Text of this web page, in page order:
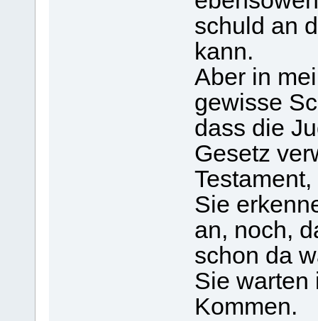
schuld an
kann.
Aber in
gewisse
dass die
Gesetz
Sie
an, noch,
schon da
Sie
Kommen.